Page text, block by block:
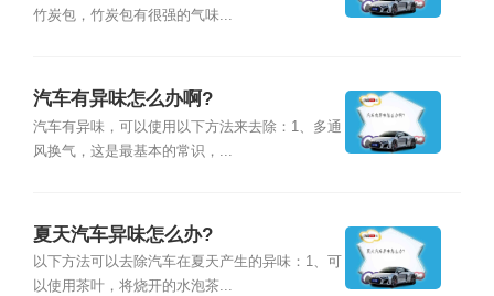
竹炭包，竹炭包有很强的气味...
汽车有异味怎么办啊?
汽车有异味，可以使用以下方法来去除：1、多通
风换气，这是最基本的常识，...
夏天汽车异味怎么办?
以下方法可以去除汽车在夏天产生的异味：1、可
以使用茶叶，将烧开的水泡茶...